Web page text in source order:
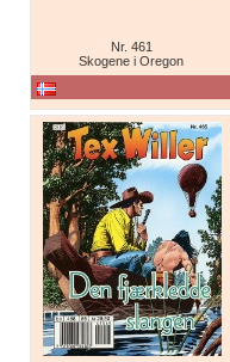
Nr. 461
Skogene i Oregon